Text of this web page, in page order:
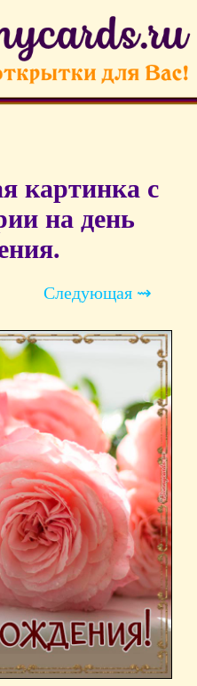
картинка с
на день
Следующая ⇝